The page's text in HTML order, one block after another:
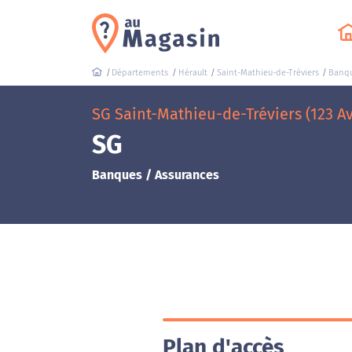
Départements Hérault Saint-Mathieu-de-Tréviers
SG Saint-Mathieu-de-Tréviers (123
SG
Banques / Assurances